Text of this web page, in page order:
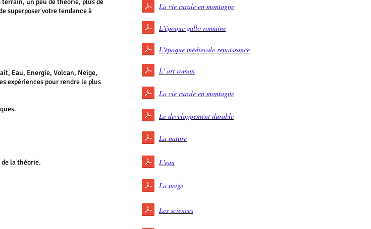
un peu de théorie, plus de
superposer votre tendance à
Eau, Energie, Volcan, Neige,
expériences pour rendre le plus
la théorie.
La vie rurale en montagne
L'époque gallo romaine
L'époque médievale renaissance
L' art roman
La vie rurale en montagne
Le developpement durable
La nature
L'eau
La neige
Les sciences